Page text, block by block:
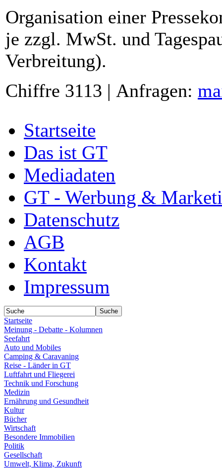
Organisation einer
je zzgl. MwSt. und
Verbreitung).
Chiffre 3113 | Anfragen:
Startseite
Das ist GT
Mediadaten
GT - Werbung &
Datenschutz
AGB
Kontakt
Impressum
Startseite
Meinung - Debatte - Kolumnen
Seefahrt
Auto und Mobiles
Camping & Caravaning
Reise - Länder in GT
Luftfahrt und Fliegerei
Technik und Forschung
Medizin
Ernährung und Gesundheit
Kultur
Bücher
Wirtschaft
Besondere Immobilien
Politik
Gesellschaft
Umwelt, Klima, Zukunft